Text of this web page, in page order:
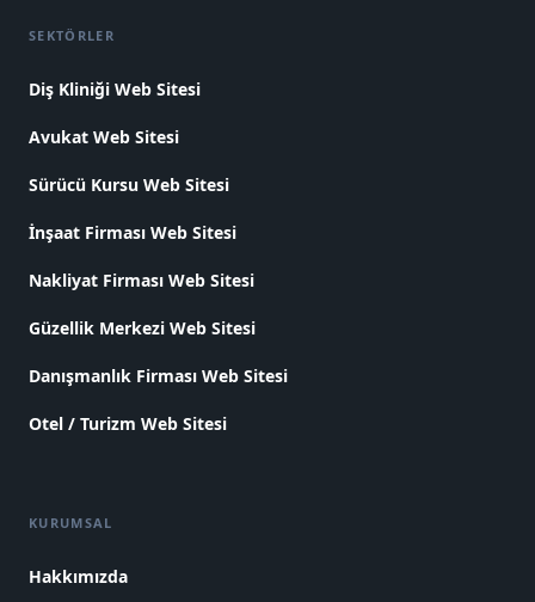
SEKTÖRLER
Diş Kliniği Web Sitesi
Avukat Web Sitesi
Sürücü Kursu Web Sitesi
İnşaat Firması Web Sitesi
Nakliyat Firması Web Sitesi
Güzellik Merkezi Web Sitesi
Danışmanlık Firması Web Sitesi
Otel / Turizm Web Sitesi
KURUMSAL
Hakkımızda